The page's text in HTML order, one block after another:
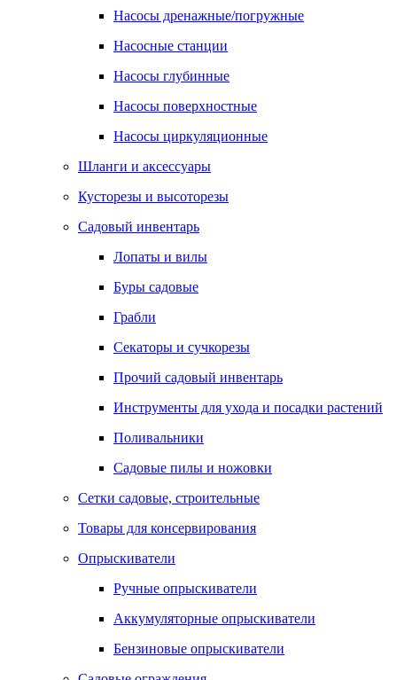
Насосы дренажные/погружные
Насосные станции
Насосы глубинные
Насосы поверхностные
Насосы циркуляционные
Шланги и аксессуары
Кусторезы и высоторезы
Садовый инвентарь
Лопаты и вилы
Буры садовые
Грабли
Секаторы и сучкорезы
Прочий садовый инвентарь
Инструменты для ухода и посадки растений
Поливальники
Садовые пилы и ножовки
Сетки садовые, строительные
Товары для консервирования
Опрыскиватели
Ручные опрыскиватели
Аккумуляторные опрыскиватели
Бензиновые опрыскиватели